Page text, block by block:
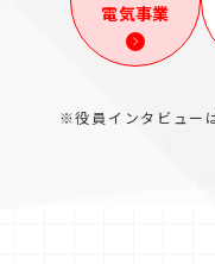
電気事業
※役員インタビュー